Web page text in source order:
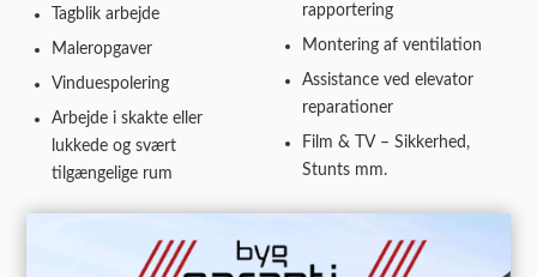
Tagblik arbejde
Maleropgaver
Vinduespolering
Arbejde i skakte eller
lukkede og svært
tilgængelige rum
rapportering
Montering af ventilation
Assistance ved elevator
reparationer
Film & TV – Sikkerhed,
Stunts mm.